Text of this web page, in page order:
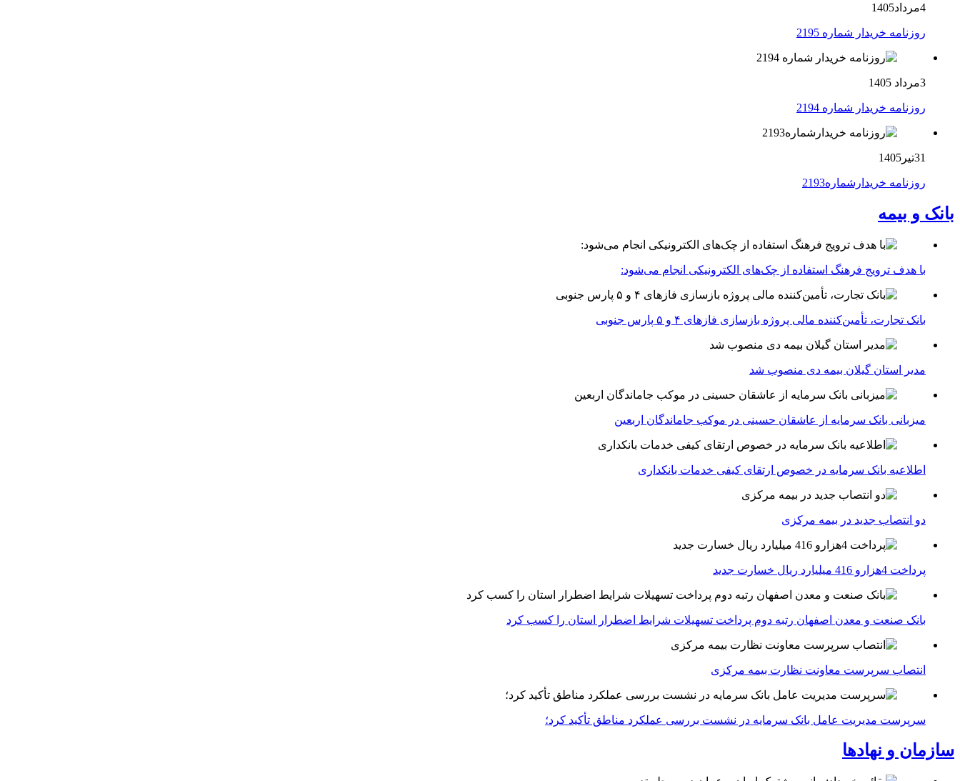
4مرداد1405
روزنامه خریدار شماره 2195
3مرداد 1405
روزنامه خریدار شماره 2194
31تیر1405
روزنامه خریدارشماره2193
بانک و بیمه
با هدف ترویج فرهنگ استفاده از چک‌های الکترونیکی انجام می‌شود:
بانک تجارت، تأمین‌کننده مالی پروژه بازسازی فازهای ۴ و ۵ پارس جنوبی
مدیر استان گیلان بیمه دی منصوب شد
میزبانی بانک سرمایه از عاشقان حسینی در موکب جاماندگان اربعین
اطلاعیه بانک سرمایه در خصوص ارتقای کیفی خدمات بانکداری
دو انتصاب جدید در بیمه مركزی
پرداخت 4هزارو 416 میلیارد ریال خسارت جدید
بانک صنعت و معدن اصفهان رتبه دوم پرداخت تسهیلات شرایط اضطرار استان را کسب کرد
انتصاب سرپرست معاونت نظارت بیمه مرکزی
سرپرست مدیریت عامل بانک سرمایه در نشست بررسی عملکرد مناطق تأکید کرد؛
سازمان و نهادها